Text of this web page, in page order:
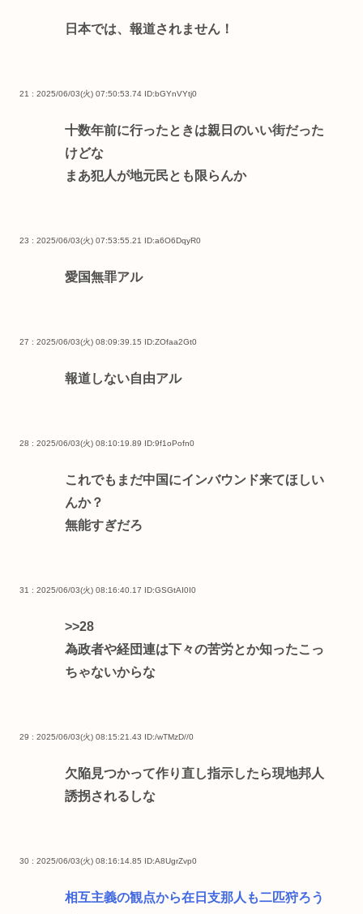
日本では、報道されません！
21 : 2025/06/03(火) 07:50:53.74 ID:bGYnVYtj0
十数年前に行ったときは親日のいい街だった
けどな
まあ犯人が地元民とも限らんか
23 : 2025/06/03(火) 07:53:55.21 ID:a6O6DqyR0
愛国無罪アル
27 : 2025/06/03(火) 08:09:39.15 ID:ZOfaa2Gt0
報道しない自由アル
28 : 2025/06/03(火) 08:10:19.89 ID:9f1oPofn0
これでもまだ中国にインバウンド来てほしい
んか？
無能すぎだろ
31 : 2025/06/03(火) 08:16:40.17 ID:GSGtAI0I0
>>28
為政者や経団連は下々の苦労とか知ったこっ
ちゃないからな
29 : 2025/06/03(火) 08:15:21.43 ID:/wTMzD//0
欠陥見つかって作り直し指示したら現地邦人
誘拐されるしな
30 : 2025/06/03(火) 08:16:14.85 ID:A8UgrZvp0
相互主義の観点から在日支那人も二匹狩ろう